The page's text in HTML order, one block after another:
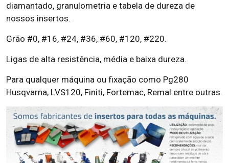
diamantado, granulometria e tabela de dureza de
nossos insertos.
Grão #0, #16, #24, #36, #60, #120, #220.
Ligas de alta resistência, média e baixa dureza.
Para qualquer máquina ou fixação como Pg280
Husqvarna, LVS120, Finiti, Fortemac, Remal entre outras.